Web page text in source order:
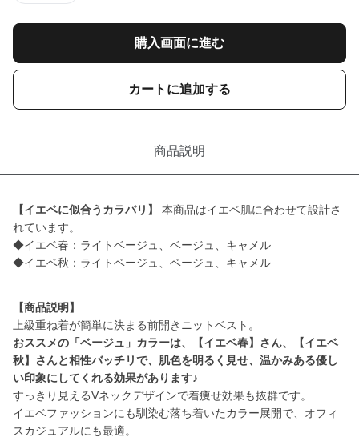
購入画面に進む
カートに追加する
商品説明
【イエベに似合うカラバリ】
本商品はイエベ肌に合わせて設計さ
れています。
◆イエベ春：ライトベージュ、ベージュ、キャメル
◆イエベ秋：ライトベージュ、ベージュ、キャメル
【商品説明】
おススメの「ベージュ」カラーは、【イエベ春】さん、【イエベ
秋】さんと相性バッチリで、肌色を明るく見せ、温かみある優し
い印象にしてくれる効果があります♪
すっきり見えるVネックデザインで着痩せ効果も抜群です。
イエベファッションにも馴染む落ち着いたカラー展開で、オフィ
スカジュアルにも最適。